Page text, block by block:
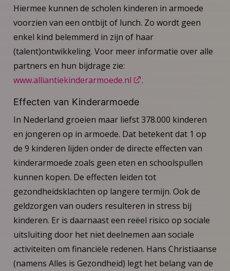
Hiermee kunnen de scholen kinderen in armoede
voorzien van een ontbijt of lunch. Zo wordt geen
enkel kind belemmerd in zijn of haar
(talent)ontwikkeling. Voor meer informatie over alle
partners en hun bijdrage zie:
www.alliantiekinderarmoede.nl
.
Effecten van Kinderarmoede
In Nederland groeien maar liefst 378.000 kinderen
en jongeren op in armoede. Dat betekent dat 1 op
de 9 kinderen lijden onder de directe effecten van
kinderarmoede zoals geen eten en schoolspullen
kunnen kopen. De effecten leiden tot
gezondheidsklachten op langere termijn. Ook de
geldzorgen van ouders resulteren in stress bij
kinderen. Er is daarnaast een reëel risico op sociale
uitsluiting door het niet deelnemen aan sociale
activiteiten om financiële redenen. Hans Christiaanse
(namens Alles is Gezondheid) legt het belang van de